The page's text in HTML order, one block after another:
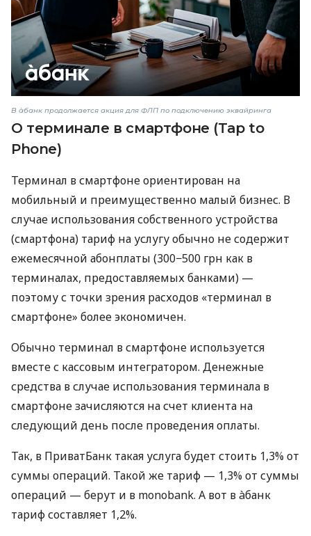
В àбанк продолжается акция для ФЛП по подключению эквайринга
О терминале в смартфоне (Tap to
Phone)
Терминал в смартфоне ориентирован на
мобильный и преимущественно малый бизнес. В
случае использования собственного устройства
(смартфона) тариф на услугу обычно не содержит
ежемесячной абонплаты (300−500 грн как в
терминалах, предоставляемых банками) —
поэтому с точки зрения расходов «терминал в
смартфоне» более экономичен.
Обычно терминал в смартфоне используется
вместе с кассовым интегратором. Денежные
средства в случае использования терминала в
смартфоне зачисляются на счет клиента на
следующий день после проведения оплаты.
Так, в ПриватБанк такая услуга будет стоить 1,3% от
суммы операций. Такой же тариф — 1,3% от суммы
операций — берут и в monobank. А вот в àбанк
тариф составляет 1,2%.